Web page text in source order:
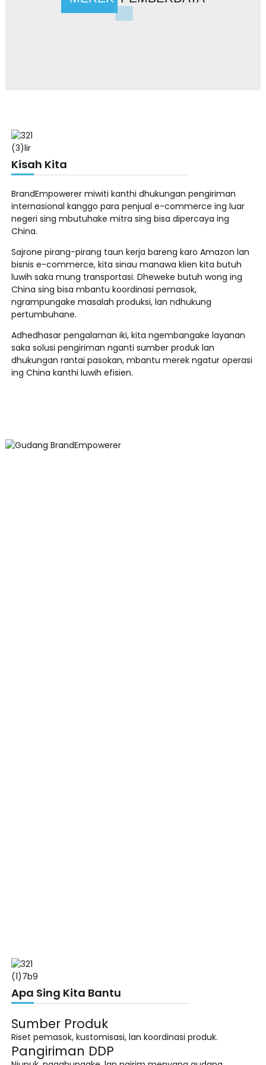
Kisah Kita
BrandEmpowerer miwiti kanthi dhukungan pengiriman
internasional kanggo para penjual e-commerce ing luar
negeri sing mbutuhake mitra sing bisa dipercaya ing
China.
Sajrone pirang-pirang taun kerja bareng karo Amazon lan
bisnis e-commerce, kita sinau manawa klien kita butuh
luwih saka mung transportasi. Dheweke butuh wong ing
China sing bisa mbantu koordinasi pemasok,
ngrampungake masalah produksi, lan ndhukung
pertumbuhane.
Adhedhasar pengalaman iki, kita ngembangake layanan
saka solusi pengiriman nganti sumber produk lan
dhukungan rantai pasokan, mbantu merek ngatur operasi
ing China kanthi luwih efisien.
Apa Sing Kita Bantu
Sumber Produk
Riset pemasok, kustomisasi, lan koordinasi produk.
Pangiriman DDP